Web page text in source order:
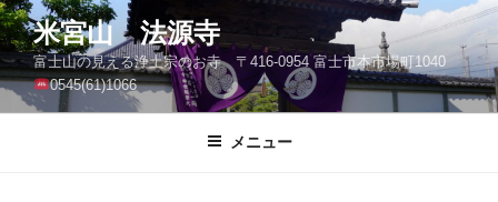
コ
ン
テ
ン
ツ
米宮山 法源寺
富士山の見える浄土宗のお寺 〒416-0954 富士市本市場町1040
0545(61)1066
メニュー